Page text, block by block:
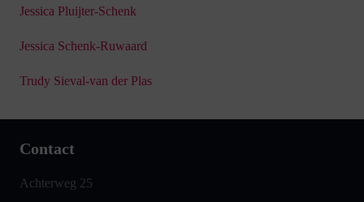
Jessica Pluijter-Schenk
Jessica Schenk-Ruwaard
Trudy Sieval-van der Plas
Contact
Achterweg 25